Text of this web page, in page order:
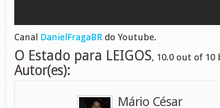
Canal DanielFragaBR do Youtube.
O Estado para LEIGOS, 10.0 out of 10
Autor(es):
Mário César